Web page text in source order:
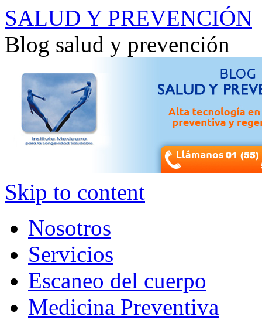
SALUD Y PREVENCIÓN
Blog salud y prevención
Skip to content
Nosotros
Servicios
Escaneo del cuerpo
Medicina Preventiva